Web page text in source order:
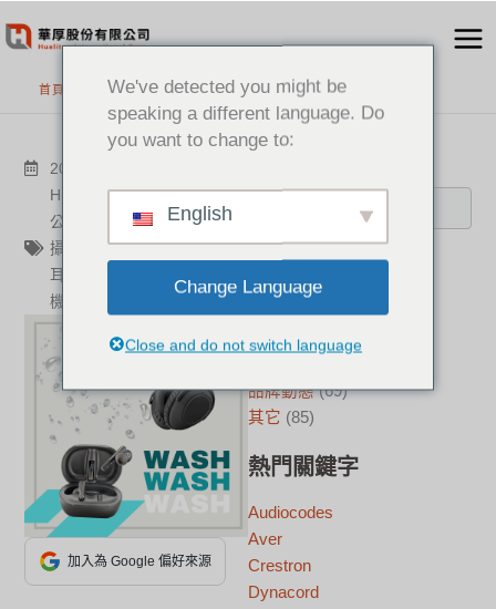
至
首頁 最新消息
2023-05-30
Hualiteq ,華厚,耳機,混合辦
公
視訊協作,遠距通訊,智能
攝影機
耳機清潔,清潔,藍芽
耳機
機線
加入為 Google 偏好來源
搜尋
分類
新聞中心(21)
成功案例
品牌動態(69)
其它 (85)
熱門關鍵字
Audiocodes
Aver
Crestron
Dynacord
We've detected you might be
speaking a different language. Do
you want to change to:
English
Change Language
Close and do not switch language